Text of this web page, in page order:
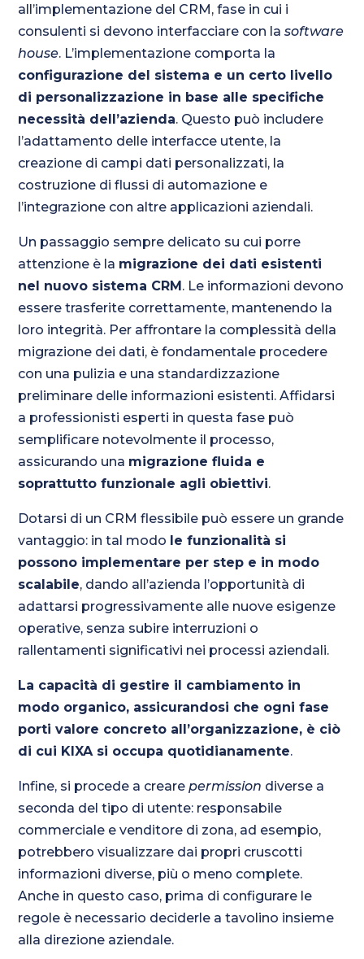
all’implementazione del CRM, fase in cui i
consulenti si devono interfacciare con lasoftware
house. L’implementazione comporta la
configurazione del sistema e un certo livello
di personalizzazione in base alle specifiche
necessità dell’azienda. Questo può includere
l’adattamento delle interfacce utente, la
creazione di campi dati personalizzati, la
costruzione di flussi di automazione e
l’integrazione con altre applicazioni aziendali.
Un passaggio sempre delicato su cui porre
attenzione è la migrazione dei dati esistenti
nel nuovo sistema CRM. Le informazioni devono
essere trasferite correttamente, mantenendo la
loro integrità. Per affrontare la complessità della
migrazione dei dati, è fondamentale procedere
con una pulizia e una standardizzazione
preliminare delle informazioni esistenti. Affidarsi
a professionisti esperti in questa fase può
semplificare notevolmente il processo,
assicurando una migrazione fluida e
soprattutto funzionale agli obiettivi.
Dotarsi di un CRM flessibile può essere un grande
vantaggio: in tal modo le funzionalità si
possono implementare per step e in modo
scalabile, dando all’azienda l’opportunità di
adattarsi progressivamente alle nuove esigenze
operative, senza subire interruzioni o
rallentamenti significativi nei processi aziendali.
La capacità di gestire il cambiamento in
modo organico, assicurandosi che ogni fase
porti valore concreto all’organizzazione, è ciò
di cui KIXA si occupa quotidianamente.
Infine, si procede a crearepermission diverse a
seconda del tipo di utente: responsabile
commerciale e venditore di zona, ad esempio,
potrebbero visualizzare dai propri cruscotti
informazioni diverse, più o meno complete.
Anche in questo caso, prima di configurare le
regole è necessario deciderle a tavolino insieme
alla direzione aziendale.